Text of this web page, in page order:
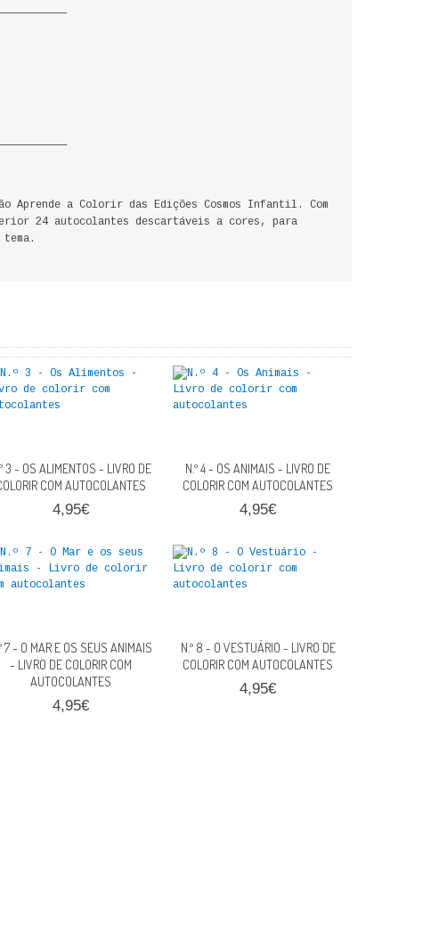
a Colorir das Edições Cosmos Infantil. Com
24 autocolantes descartáveis a cores, para
3 - OS ALIMENTOS - LIVRO DE
COM AUTOCOLANTES
4,95€
N.º 4 - OS ANIMAIS - LIVRO DE
COLORIR COM AUTOCOLANTES
4,95€
7 - O MAR E OS SEUS ANIMAIS
- LIVRO DE COLORIR COM
AUTOCOLANTES
4,95€
N.º 8 - O VESTUÁRIO - LIVRO DE
COLORIR COM AUTOCOLANTES
4,95€